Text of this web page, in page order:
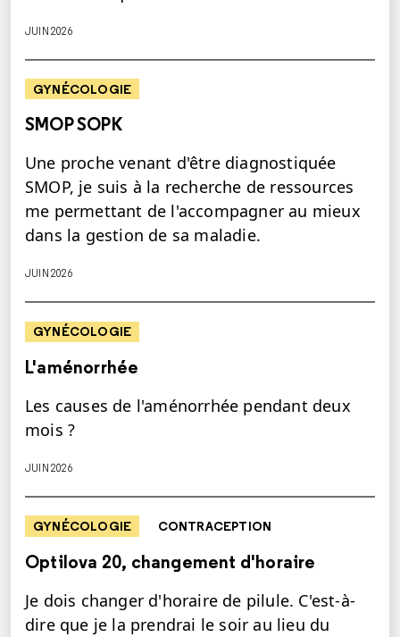
JUIN 2026
GYNÉCOLOGIE
SMOP SOPK
Une proche venant d'être diagnostiquée
SMOP, je suis à la recherche de ressources
me permettant de l'accompagner au mieux
dans la gestion de sa maladie.
JUIN 2026
GYNÉCOLOGIE
L'aménorrhée
Les causes de l'aménorrhée pendant deux
mois ?
JUIN 2026
GYNÉCOLOGIE CONTRACEPTION
Optilova 20, changement d'horaire
Je dois changer d'horaire de pilule. C'est-à-
dire que je la prendrai le soir au lieu du